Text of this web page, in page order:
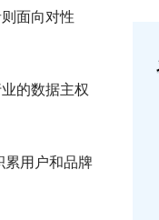
面向对性
的数据主权
累用户和品牌